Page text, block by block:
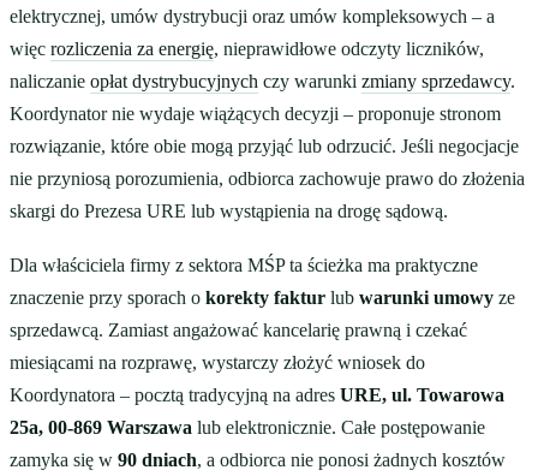
elektrycznej, umów dystrybucji oraz umów kompleksowych – a
więc rozliczenia za energię, nieprawidłowe odczyty liczników,
naliczanie opłat dystrybucyjnych czy warunki zmiany sprzedawcy.
Koordynator nie wydaje wiążących decyzji – proponuje stronom
rozwiązanie, które obie mogą przyjąć lub odrzucić. Jeśli negocjacje
nie przyniosą porozumienia, odbiorca zachowuje prawo do złożenia
skargi do Prezesa URE lub wystąpienia na drogę sądową.
Dla właściciela firmy z sektora MŚP ta ścieżka ma praktyczne
znaczenie przy sporach o korekty faktur lub warunki umowy ze
sprzedawcą. Zamiast angażować kancelarię prawną i czekać
miesiącami na rozprawę, wystarczy złożyć wniosek do
Koordynatora – pocztą tradycyjną na adres URE, ul. Towarowa
25a, 00-869 Warszawa lub elektronicznie. Całe postępowanie
zamyka się w 90 dniach, a odbiorca nie ponosi żadnych kosztów